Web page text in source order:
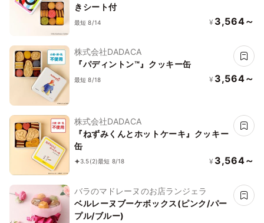
きシート付
最短 8/14 ¥ 3,564～
株式会社DADACA
『パディントン™』クッキー缶
最短 8/18 ¥ 3,564～
株式会社DADACA
『ねずみくんとホットケーキ』クッキー
缶
3.5(2)最短 8/18 ¥ 3,564～
バラのマドレーヌのお店ランジェラ
ベルレーヌブーケボックス(ピンク/パー
プル/ブルー)